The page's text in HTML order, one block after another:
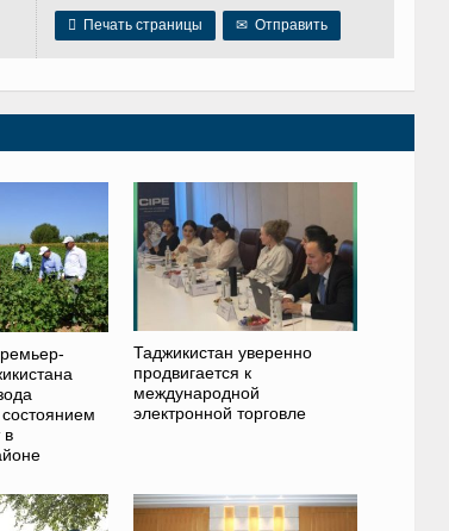
 Печать страницы ✉ Отправить
в
Таджикистан уверенно
продвигается к
международной
электронной торговле